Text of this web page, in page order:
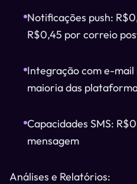
Notificações push:
R$0,45 por correio
Integração com e-
maioria das
Capacidades SMS:
mensagem
Análises e Relatórios: